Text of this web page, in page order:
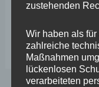
Solidarität in
Richtschnur der
Rheinland-Pfalz
zustehenden
Wir haben als
zahlreiche
Maßnahmen
lückenlosen
verarbeiteten